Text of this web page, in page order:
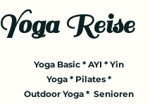
Yoga Reise
Yoga Basic * AYI * Yin
Yoga * Pilates *
Outdoor Yoga * Senioren